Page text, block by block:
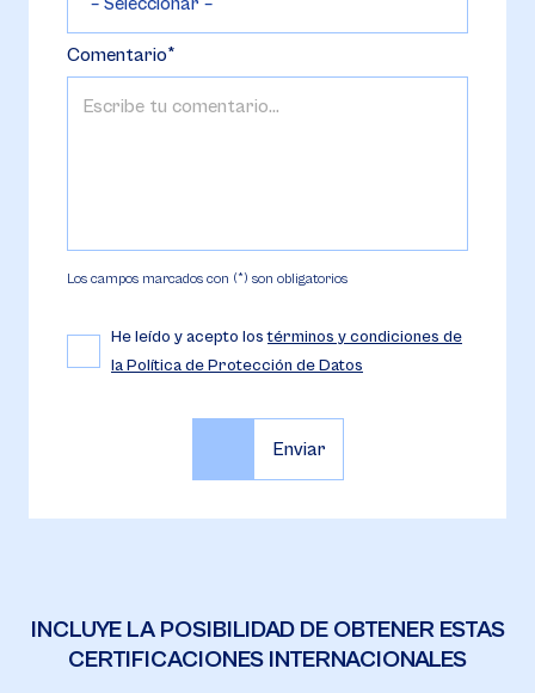
Comentario
Los campos marcados con (*) son obligatorios
He leído y acepto lostérminos y condiciones de
la Política de Protección de Datos
INCLUYE LA POSIBILIDAD DE OBTENER ESTAS
CERTIFICACIONES INTERNACIONALES